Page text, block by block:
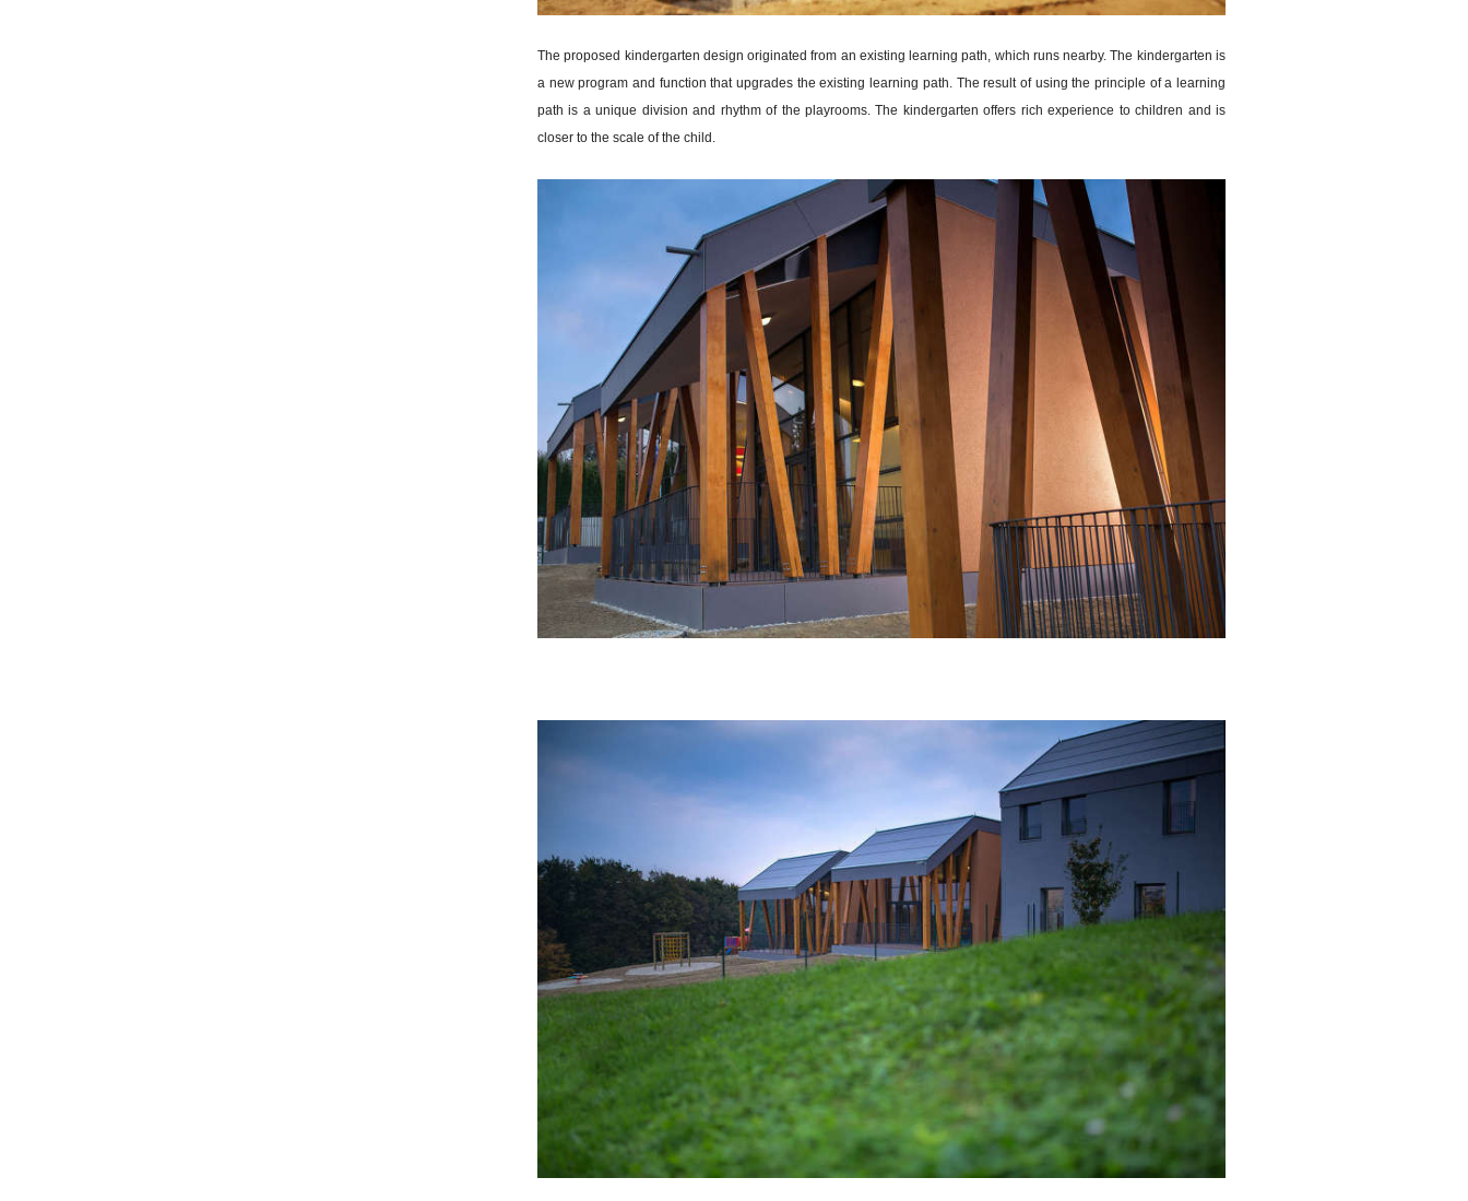
The proposed kindergarten design originated from an existing learning path, which runs nearby. The kindergarten is
a new program and function that upgrades the existing learning path. The result of using the principle of a learning
path is a unique division and rhythm of the playrooms. The kindergarten offers rich experience to children and is
closer to the scale of the child.